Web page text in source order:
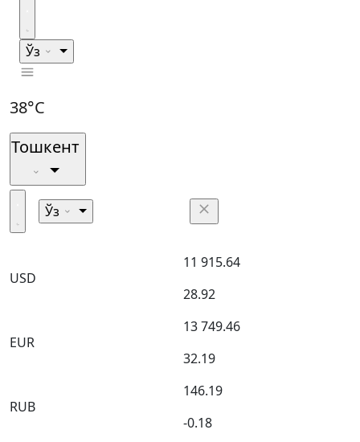
Ўз
38°C
Тошкент
Ўз
USD
11 915.64
28.92
EUR
13 749.46
32.19
RUB
146.19
-0.18